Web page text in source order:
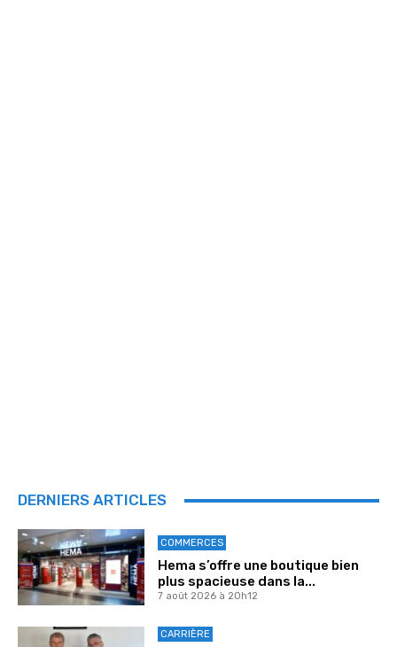
DERNIERS ARTICLES
COMMERCES
Hema s’offre une boutique bien
plus spacieuse dans la...
7 août 2026 à 20h12
CARRIÈRE